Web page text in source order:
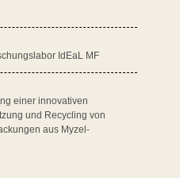
IdEaL MF
einer innovativen
und Recycling von
aus Myzel-